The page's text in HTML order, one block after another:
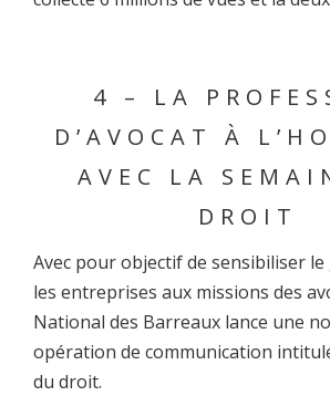
4 – LA
D’AVOCAT À
AVEC LA
DROIT
Avec pour objectif de sensibiliser
les entreprises aux missions des
National des Barreaux lance une
opération de communication
du droit.